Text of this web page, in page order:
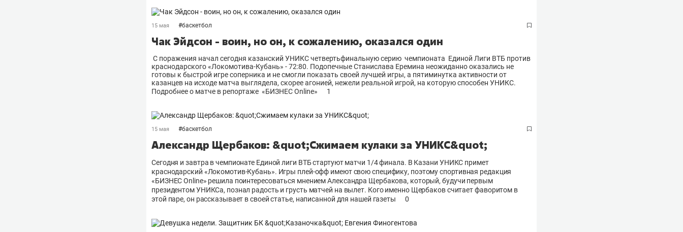
15 мая #баскетбол
Чак Эйдсон - воин, но он, к сожалению, оказался один
С поражения начал сегодня казанский УНИКС четвертьфинальную серию чемпионата Единой Лиги ВТБ против
краснодарского «Локомотива-Кубань» - 72:80. Подопечные Станислава Еремина неожиданно оказались не
готовы к быстрой игре соперника и не смогли показать своей лучшей игры, а пятиминутка активности от
казанцев на исходе матча выглядела, скорее агонией, нежели реальной игрой, на которую способен УНИКС.
Подробнее о матче в репортаже «БИЗНЕС Online»
1
15 мая #баскетбол
Александр Щербаков: &quot;Сжимаем кулаки за УНИКС&quot;
Сегодня и завтра в чемпионате Единой лиги ВТБ стартуют матчи 1/4 финала. В Казани УНИКС примет
краснодарский «Локомотив-Кубань». Игры плей-офф имеют свою специфику, поэтому спортивная редакция
«БИЗНЕС Оnline» решила поинтересоваться мнением Александра Щербакова, который, будучи первым
президентом УНИКСа, познал радость и грусть матчей на вылет. Кого именно Щербаков считает фаворитом в
этой паре, он рассказывает в своей статье, написанной для нашей газеты
0